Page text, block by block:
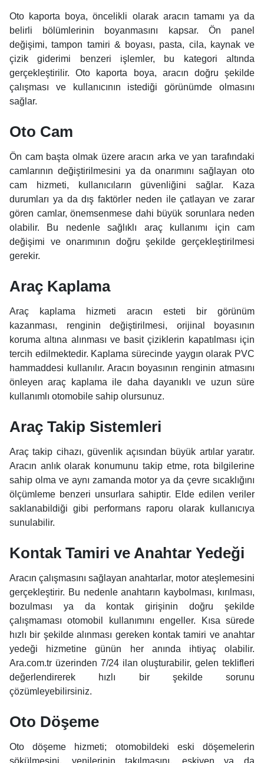
Oto kaporta boya, öncelikli olarak aracın tamamı ya da
belirli bölümlerinin boyanmasını kapsar. Ön panel
değişimi, tampon tamiri & boyası, pasta, cila, kaynak ve
çizik giderimi benzeri işlemler, bu kategori altında
gerçekleştirilir. Oto kaporta boya, aracın doğru şekilde
çalışması ve kullanıcının istediği görünümde olmasını
sağlar.
Oto Cam
Ön cam başta olmak üzere aracın arka ve yan tarafındaki
camlarının değiştirilmesini ya da onarımını sağlayan oto
cam hizmeti, kullanıcıların güvenliğini sağlar. Kaza
durumları ya da dış faktörler neden ile çatlayan ve zarar
gören camlar, önemsenmese dahi büyük sorunlara neden
olabilir. Bu nedenle sağlıklı araç kullanımı için cam
değişimi ve onarımının doğru şekilde gerçekleştirilmesi
gerekir.
Araç Kaplama
Araç kaplama hizmeti aracın esteti bir görünüm
kazanması, renginin değiştirilmesi, orijinal boyasının
koruma altına alınması ve basit çiziklerin kapatılması için
tercih edilmektedir. Kaplama sürecinde yaygın olarak PVC
hammaddesi kullanılır. Aracın boyasının renginin atmasını
önleyen araç kaplama ile daha dayanıklı ve uzun süre
kullanımlı otomobile sahip olursunuz.
Araç Takip Sistemleri
Araç takip cihazı, güvenlik açısından büyük artılar yaratır.
Aracın anlık olarak konumunu takip etme, rota bilgilerine
sahip olma ve aynı zamanda motor ya da çevre sıcaklığını
ölçümleme benzeri unsurlara sahiptir. Elde edilen veriler
saklanabildiği gibi performans raporu olarak kullanıcıya
sunulabilir.
Kontak Tamiri ve Anahtar Yedeği
Aracın çalışmasını sağlayan anahtarlar, motor ateşlemesini
gerçekleştirir. Bu nedenle anahtarın kaybolması, kırılması,
bozulması ya da kontak girişinin doğru şekilde
çalışmaması otomobil kullanımını engeller. Kısa sürede
hızlı bir şekilde alınması gereken kontak tamiri ve anahtar
yedeği hizmetine günün her anında ihtiyaç olabilir.
Ara.com.tr üzerinden 7/24 ilan oluşturabilir, gelen teklifleri
değerlendirerek hızlı bir şekilde sorunu
çözümleyebilirsiniz.
Oto Döşeme
Oto döşeme hizmeti; otomobildeki eski döşemelerin
sökülmesini, yenilerinin takılmasını, eskiyen ya da